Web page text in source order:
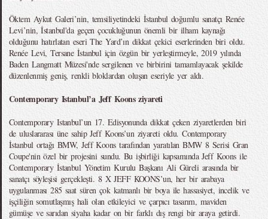
Öktem Aykut Galeri’nin, temsiliyetindeki İstanbul doğumlu sanatçı Renée
Levi’nin, İstanbul'da geçen çocukluğunun önemli bir ilham kaynağı
olduğunu hatırlatan eseri The Yard’ın dikkat çekici eserlerinden biri oldu.
Renée Levi, Tersane İstanbul için özgün bir yerleştirmeyle, 2019 yılında
Baden Langmatt Müzesi'nde sergilenen ve birbirini tamamlayacak şekilde
düzenlenmiş geniş, renkli bloklardan oluşan eseriyle yer aldı.
Contemporary Istanbul’a Jeff Koons ziyareti
Contemporary Istanbul’un 17. Edisyonunda dikkat çeken ziyaretlerden biri
de uluslararası üne sahip Jeff Koons’un ziyareti oldu. Contemporary
İstanbul ortağı BMW, Jeff Koons tarafından yaratılan BMW 8 Serisi Gran
Coupe'nin özel bir projesini sundu. Bu işbirliği kapsamında Jeff Koons ile
Contemporary İstanbul Yönetim Kurulu Başkanı Ali Güreli arasında bir
sanatçı söyleşisi gerçekleşti. 8 X JEFF KOONS’un, her bir arabaya
uygulanması 285 saat süren çok katmanlı bir boya ile hassasiyet, incelik ve
işçiliğin somutlaşmış hali olan etkileyici ve çarpıcı tasarım, maviden
gümüşe ve sarıdan siyaha kadar on bir farklı dış rengi bir araya getirdi.